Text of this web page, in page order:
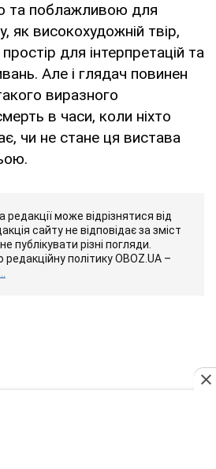
та поблажливою для
як високохудожній твір,
для інтерпретацій та
Але і глядач повинен
виразного
в часи, коли ніхто
чи не стане ця вистава
редакції може відрізнятися від
сайту не відповідає за зміст
публікувати різні погляди.
політику OBOZ.UA –